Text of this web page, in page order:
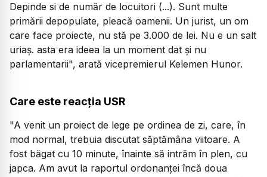
Depinde si de număr de locuitori (...). Sunt multe
primării depopulate, pleacă oamenii. Un jurist, un om
care face proiecte, nu stă pe 3.000 de lei. Nu e un salt
uriaș. asta era ideea la un moment dat și nu
parlamentarii", arată vicepremierul Kelemen Hunor.
Care este reacția USR
"A venit un proiect de lege pe ordinea de zi, care, în
mod normal, trebuia discutat săptămâna viitoare. A
fost băgat cu 10 minute, înainte să intrăm în plen, cu
japca. Am avut la raportul ordonanței încă doua